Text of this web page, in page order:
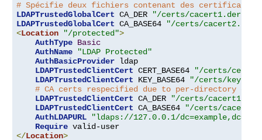
# Spécifie deux fichiers contenant des certificats
LDAPTrustedGlobalCert CA_DER
"/certs/cacert1.der"
LDAPTrustedGlobalCert CA_BASE64
"/certs/cacert2.pem"
<Location "/protected">
AuthType Basic
AuthName
"LDAP Protected"
AuthBasicProvider ldap
LDAPTrustedClientCert CERT_BASE64
"/certs/
LDAPTrustedClientCert KEY_BASE64
"/certs/
# CA certs respecified due to per-directory
LDAPTrustedClientCert CA_DER
"/certs/
LDAPTrustedClientCert CA_BASE64
"/certs/
AuthLDAPURL
"ldaps://127.0.0.1/
Require
</Location>